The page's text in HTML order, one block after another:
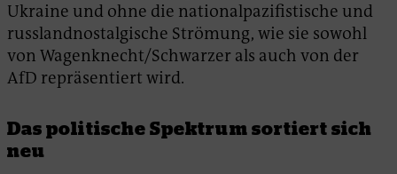
Ukraine und ohne die nationalpazifistische und
russlandnostalgische Strömung, wie sie sowohl
von Wagenknecht/Schwarzer als auch von der
AfD repräsentiert wird.
Das politische Spektrum sortiert sich
neu